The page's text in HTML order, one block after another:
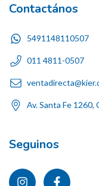
Contactános
5491148110507
011 4811-0507
Av. Santa Fe 1260,
Seguinos